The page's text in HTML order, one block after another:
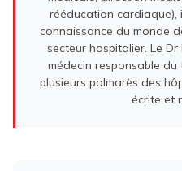
rééducation cardiaque),
connaissance du monde
secteur hospitalier. Le
médecin responsable
plusieurs palmarès des
écrite et